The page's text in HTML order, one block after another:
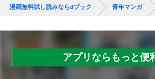
漫画無料試し読みならdブック 青年マンガ
アプリならもっと便